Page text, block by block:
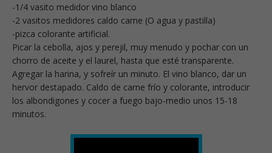
-1/4 vasito medidor vino blanco
-2 vasitos medidores caldo carne (O agua y pastilla)
-pizca colorante artificial.
Picar la cebolla, ajos y perejil, muy menudo y pochar con un
chorro de aceite y el laurel, hasta que esté transparente.
Agregar la harina, y sofreír un minuto. El vino blanco, dar un
hervor destapado. Caldo de carne frío y colorante, introducir
los albondigones y cocer a fuego bajo-medio unos 15-18
minutos.